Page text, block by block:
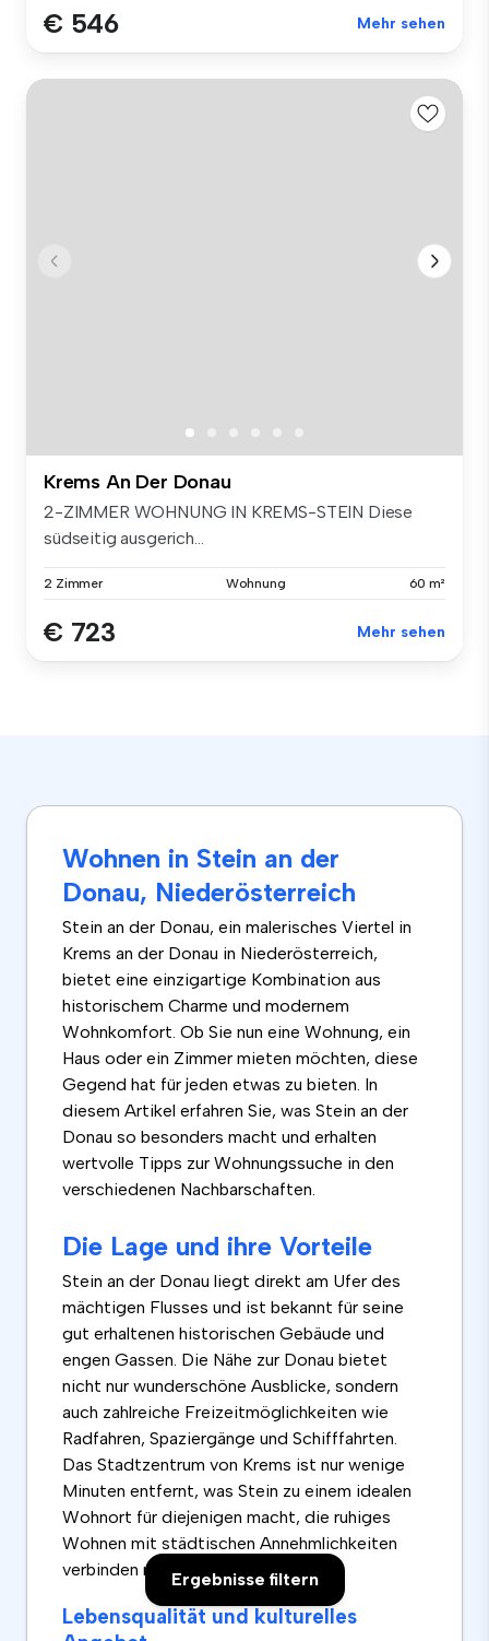
Ergebnisse filtern
€ 546 Mehr sehen
Krems An Der Donau
2-ZIMMER WOHNUNG IN KREMS-STEIN Diese
südseitig ausgerich...
2 Zimmer Wohnung 60 m²
€ 723 Mehr sehen
Wohnen in Stein an der
Donau, Niederösterreich
Stein an der Donau, ein malerisches Viertel in
Krems an der Donau in Niederösterreich,
bietet eine einzigartige Kombination aus
historischem Charme und modernem
Wohnkomfort. Ob Sie nun eine Wohnung, ein
Haus oder ein Zimmer mieten möchten, diese
Gegend hat für jeden etwas zu bieten. In
diesem Artikel erfahren Sie, was Stein an der
Donau so besonders macht und erhalten
wertvolle Tipps zur Wohnungssuche in den
verschiedenen Nachbarschaften.
Die Lage und ihre Vorteile
Stein an der Donau liegt direkt am Ufer des
mächtigen Flusses und ist bekannt für seine
gut erhaltenen historischen Gebäude und
engen Gassen. Die Nähe zur Donau bietet
nicht nur wunderschöne Ausblicke, sondern
auch zahlreiche Freizeitmöglichkeiten wie
Radfahren, Spaziergänge und Schifffahrten.
Das Stadtzentrum von Krems ist nur wenige
Minuten entfernt, was Stein zu einem idealen
Wohnort für diejenigen macht, die ruhiges
Wohnen mit städtischen Annehmlichkeiten
verbinden möchten.
Lebensqualität und kulturelles